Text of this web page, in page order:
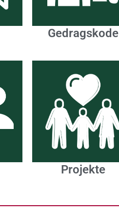
Gedragskode
Projekte